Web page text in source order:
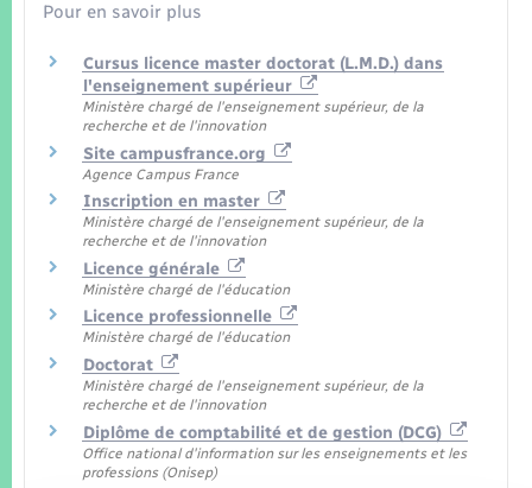
Pour en savoir plus
Cursus licence master doctorat (L.M.D.) dans
l'enseignement supérieur
Ministère chargé de l'enseignement supérieur, de la
recherche et de l'innovation
Site campusfrance.org
Agence Campus France
Inscription en master
Ministère chargé de l'enseignement supérieur, de la
recherche et de l'innovation
Licence générale
Ministère chargé de l'éducation
Licence professionnelle
Ministère chargé de l'éducation
Doctorat
Ministère chargé de l'enseignement supérieur, de la
recherche et de l'innovation
Diplôme de comptabilité et de gestion (DCG)
Office national d'information sur les enseignements et les
professions (Onisep)